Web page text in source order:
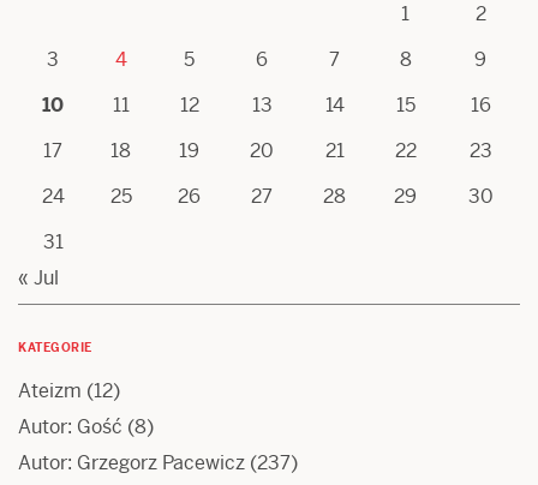
1
2
3
4 5 6 7 8
9
10
11 12 13 14 15
16
17
18 19 20 21 22
23
24
25 26 27 28 29
30
31
« Jul
KATEGORIE
Ateizm (12)
Autor: Gość (8)
Autor: Grzegorz Pacewicz (237)